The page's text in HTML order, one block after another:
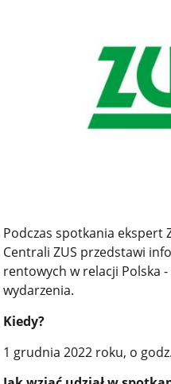
Podczas spotkania ekspert
Centrali ZUS przedstawi
rentowych w relacji Polska
wydarzenia.
Kiedy?
1 grudnia 2022 roku, o